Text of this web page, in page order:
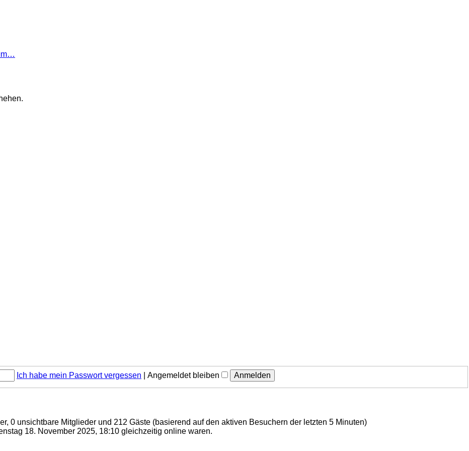
Ich habe mein Passwort vergessen Angemeldet bleiben
0 unsichtbare Mitglieder und 212 Gäste (basierend auf den aktiven Besuchern der letzten 5 Minuten)
18. November 2025, 18:10 gleichzeitig online waren.